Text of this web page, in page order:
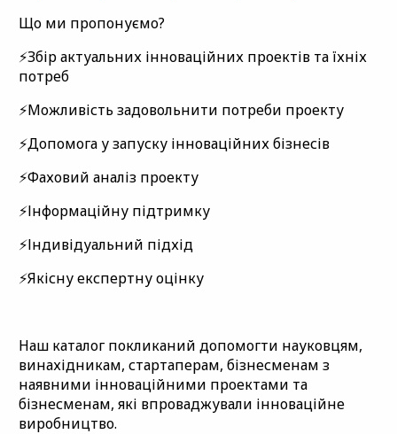
Що ми пропонуємо?
⚡️Збір актуальних інноваційних проектів та їхніх
потреб
⚡️Можливість задовольнити потреби проекту
⚡️Допомога у запуску інноваційних бізнесів
⚡️Фаховий аналіз проекту
⚡️Інформаційну підтримку
⚡️Індивідуальний підхід
⚡️Якісну експертну оцінку
Наш каталог покликаний допомогти науковцям,
винахідникам, стартаперам, бізнесменам з
наявними інноваційними проектами та
бізнесменам, які впроваджували інноваційне
виробництво.